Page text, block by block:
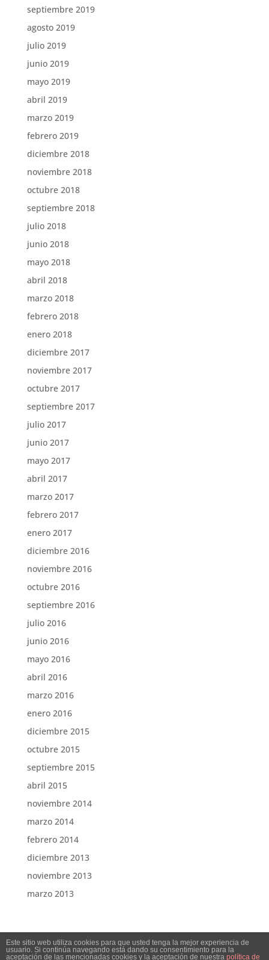
septiembre 2019
agosto 2019
julio 2019
junio 2019
mayo 2019
abril 2019
marzo 2019
febrero 2019
diciembre 2018
noviembre 2018
octubre 2018
septiembre 2018
julio 2018
junio 2018
mayo 2018
abril 2018
marzo 2018
febrero 2018
enero 2018
diciembre 2017
noviembre 2017
octubre 2017
septiembre 2017
julio 2017
junio 2017
mayo 2017
abril 2017
marzo 2017
febrero 2017
enero 2017
diciembre 2016
noviembre 2016
octubre 2016
septiembre 2016
julio 2016
junio 2016
mayo 2016
abril 2016
marzo 2016
enero 2016
diciembre 2015
octubre 2015
septiembre 2015
abril 2015
noviembre 2014
marzo 2014
febrero 2014
diciembre 2013
noviembre 2013
marzo 2013
Este sitio web utiliza cookies para que usted tenga la mejor experiencia de
usuario. Si continúa navegando está dando su consentimiento para la
aceptación de las mencionadas cookies y la aceptación de nuestra política de